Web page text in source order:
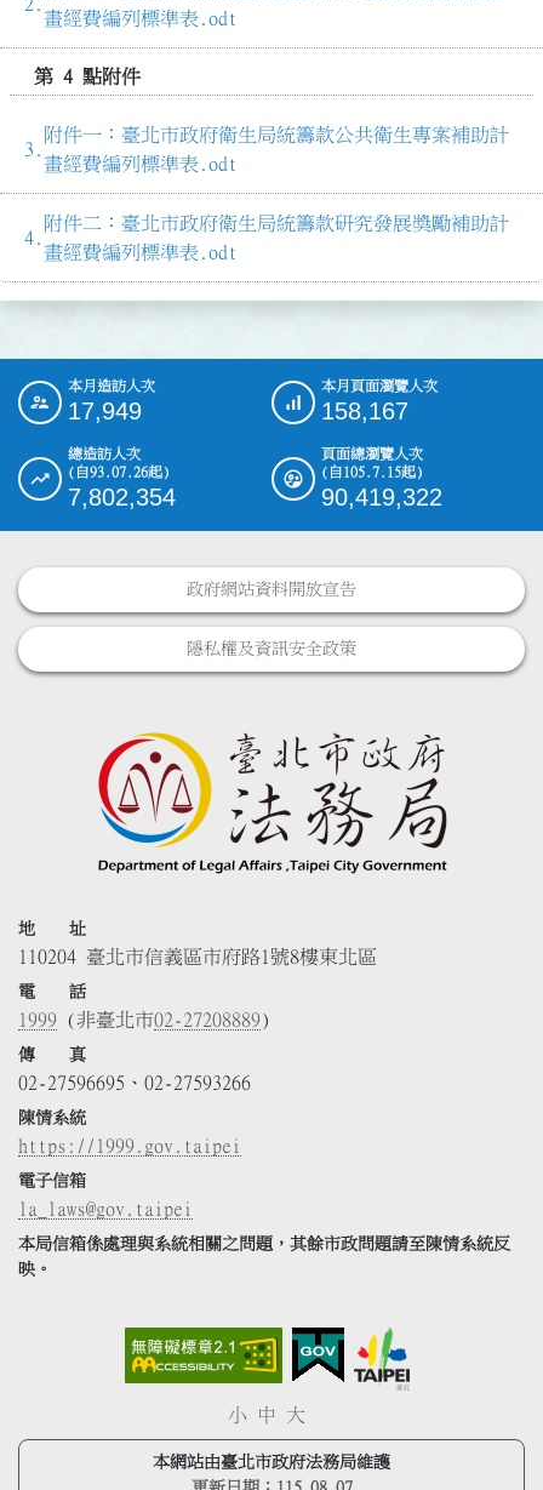
畫經費編列標準表.odt
第 4 點附件
附件一：臺北市政府衛生局統籌款公共衛生專案補助計
畫經費編列標準表.odt
附件二：臺北市政府衛生局統籌款研究發展獎勵補助計
畫經費編列標準表.odt
::: 本月造訪人次
17,949
本月頁面瀏覽人次
158,167
總造訪人次
(自93.07.26起)
7,802,354
頁面總瀏覽人次
(自105.7.15起)
90,419,322
政府網站資料開放宣告
隱私權及資訊安全政策
地 址
110204 臺北市信義區市府路1號8樓東北區
電 話
1999 (非臺北市02-27208889)
傳 真
02-27596695、02-27593266
陳情系統
https://1999.gov.taipei
電子信箱
la_laws@gov.taipei
本局信箱係處理與系統相關之問題，其餘市政問題請至陳情系統反
映。
小 中 大
本網站由臺北市政府法務局維護